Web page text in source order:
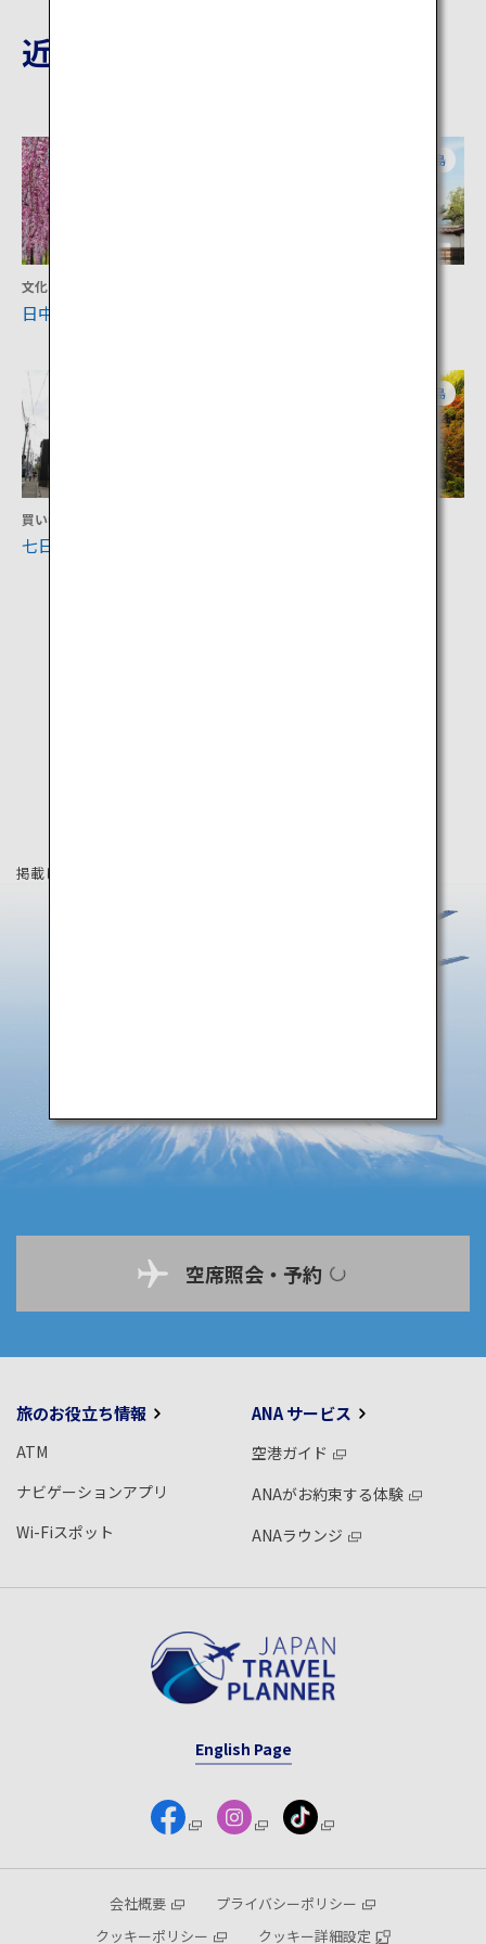
近隣の観光地
文化
日中線のしだれ桜
福島
買い物
七日町通り
福島
掲載している情報は2019年4月時点の情報です。
空席照会・予約
旅のお役立ち情報
ATM
ナビゲーションアプリ
Wi-Fiスポット
ANA サービス
空港ガイド
ANAがお約束する体験
ANAラウンジ
English Page
会社概要
プライバシーポリシー
クッキーポリシー
クッキー詳細設定